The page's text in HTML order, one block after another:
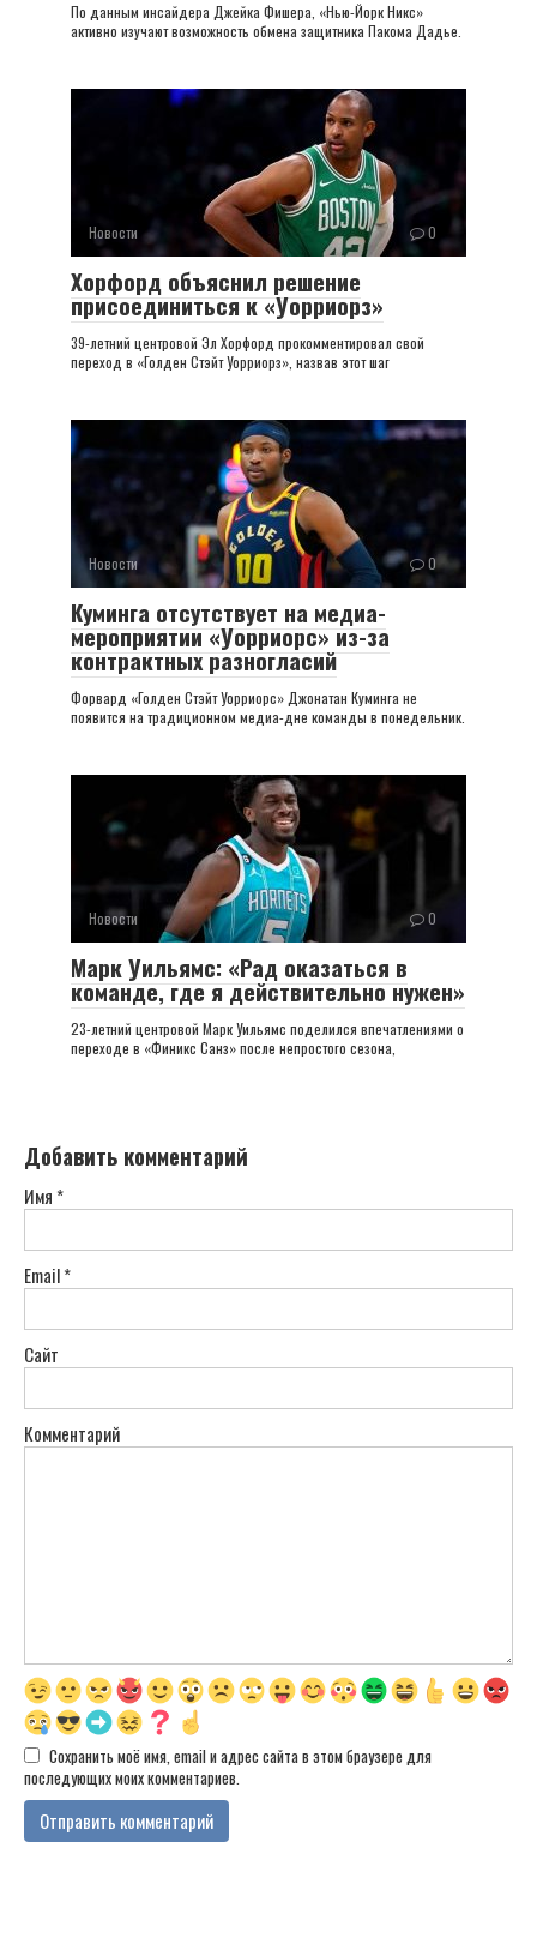
По данным инсайдера Джейка Фишера, «Нью-Йорк Никс»
активно изучают возможность обмена защитника Пакома Дадье.
Новости 0
Хорфорд объяснил решение
присоединиться к «Уорриорз»
39-летний центровой Эл Хорфорд прокомментировал свой
переход в «Голден Стэйт Уорриорз», назвав этот шаг
Новости 0
Куминга отсутствует на медиа-
мероприятии «Уорриорс» из-за
контрактных разногласий
Форвард «Голден Стэйт Уорриорс» Джонатан Куминга не
появится на традиционном медиа-дне команды в понедельник.
Новости 0
Марк Уильямс: «Рад оказаться в
команде, где я действительно нужен»
23-летний центровой Марк Уильямс поделился впечатлениями о
переходе в «Финикс Санз» после непростого сезона,
Добавить комментарий
Имя *
Email*
Сайт
Комментарий
Сохранить моё имя, email и адрес сайта в этом браузере для
последующих моих комментариев.